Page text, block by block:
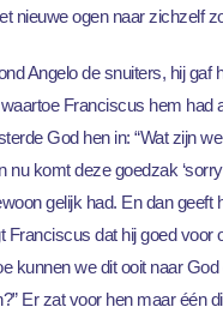
nieuwe ogen naar zichzelf
Angelo de snuiters, hij gaf
Franciscus hem had
God hen in: “Wat zijn
nu komt deze goedzak
gelijk had. En dan geeft
Franciscus dat hij goed voor
kunnen we dit ooit naar
Er zat voor hen maar één